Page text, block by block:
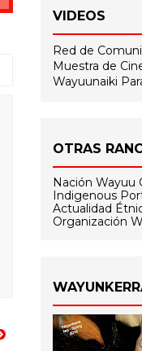
VIDEOS
Red de
Muestra de
Wayuunaiki
OTRAS
Nación Wayuu
Indigenous
Actualidad
Organización